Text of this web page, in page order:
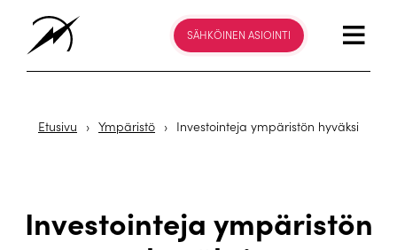
SÄHKÖINEN ASIOINTI
Etusivu › Ympäristö › Investointeja ympäristön hyväksi
Investointeja ympäristön